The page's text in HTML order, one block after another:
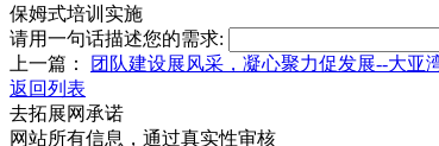
保姆式培训实施
请用一句话描述您的需求:
上一篇：
团队建设展风采，凝心聚力促发展--大亚
返回列表
去拓展网承诺
网站所有信息，通过真实性审核